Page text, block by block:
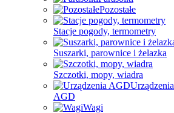
Pozostałe
Stacje pogody, termometry
Suszarki, parownice i żelazka
Szczotki, mopy, wiadra
Urządzenia
AGD
Wagi